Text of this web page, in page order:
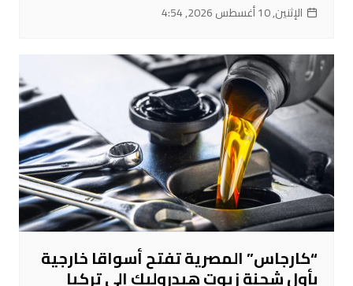
الإثنين, 10 أغسطس 2026, 4:54
“كارجاس” المصرية تفتح أسواقا خارجية
بأول شحنة زيوت هيدروليك إلى تركيا